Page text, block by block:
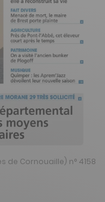
de Cornouaille) n° 4158